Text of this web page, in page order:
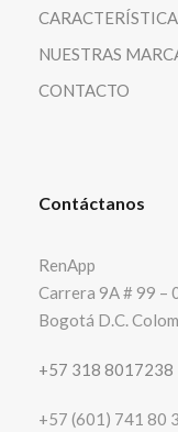
NUESTRAS
CONTACTO
Contáctanos
RenApp
Carrera 9A # 99 –
Bogotá D.C.
+57 318 8017238
+57 (601) 741 80